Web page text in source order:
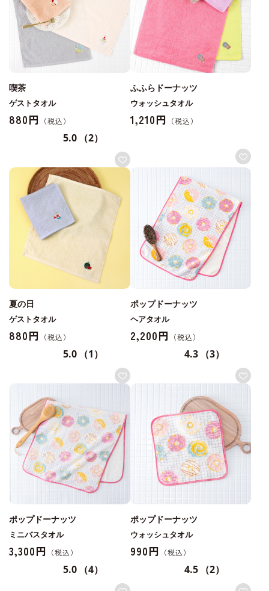
喫茶
ゲストタオル
880円
5.0 （2）
ふふらドーナッツ
ウォッシュタオル
1,210円
夏の日
ゲストタオル
880円
5.0 （1）
ポップドーナッツ
ヘアタオル
2,200円
4.3 （3）
ポップドーナッツ
ミニバスタオル
3,300円
5.0 （4）
ポップドーナッツ
ウォッシュタオル
990円
4.5 （2）